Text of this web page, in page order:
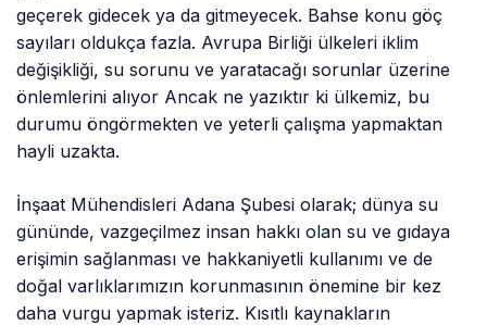
geçerek gidecek ya da gitmeyecek. Bahse konu göç
sayıları oldukça fazla. Avrupa Birliği ülkeleri iklim
değişikliği, su sorunu ve yaratacağı sorunlar üzerine
önlemlerini alıyor Ancak ne yazıktır ki ülkemiz, bu
durumu öngörmekten ve yeterli çalışma yapmaktan
hayli uzakta.
İnşaat Mühendisleri Adana Şubesi olarak; dünya su
gününde, vazgeçilmez insan hakkı olan su ve gıdaya
erişimin sağlanması ve hakkaniyetli kullanımı ve de
doğal varlıklarımızın korunmasının önemine bir kez
daha vurgu yapmak isteriz. Kısıtlı kaynakların